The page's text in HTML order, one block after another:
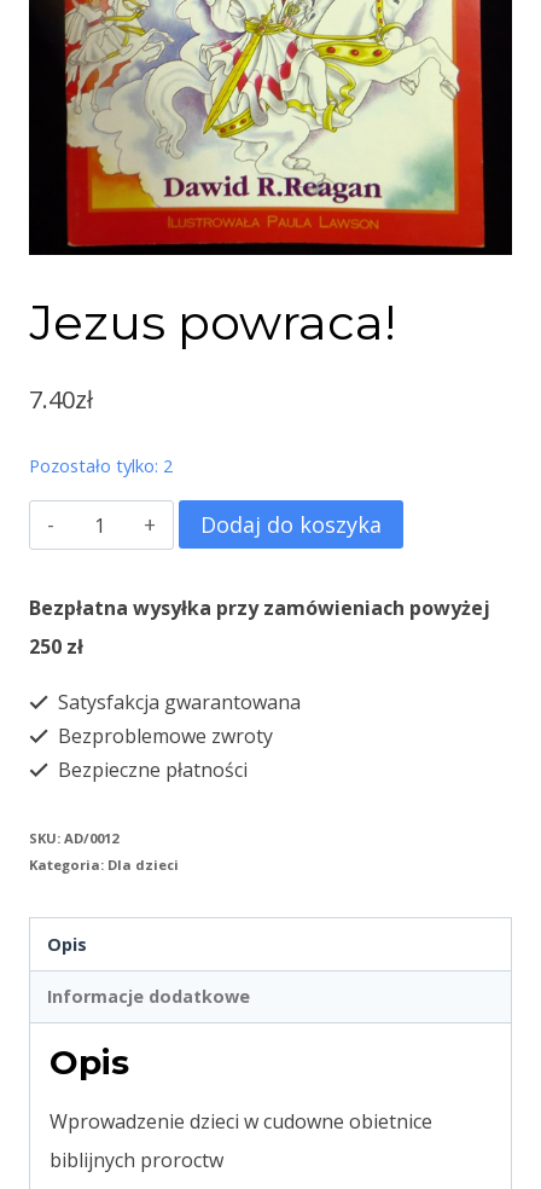
Jezus powraca!
7.40zł
Pozostało tylko: 2
ilość
Jezus
powraca!
Dodaj do koszyka
Bezpłatna wysyłka przy zamówieniach powyżej
250 zł
Satysfakcja gwarantowana
Bezproblemowe zwroty
Bezpieczne płatności
SKU: AD/0012
Kategoria: Dla dzieci
Opis
Informacje dodatkowe
Opis
Wprowadzenie dzieci w cudowne obietnice
biblijnych proroctw